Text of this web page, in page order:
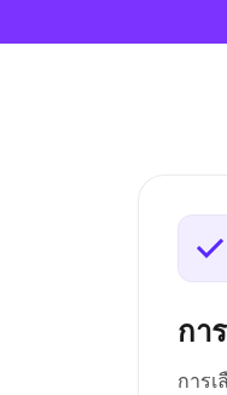
กา
การ